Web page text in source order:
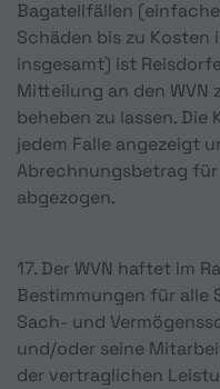
Bagatellfällen
Schäden bis zu Kosten
insgesamt) ist
Mitteilung an den WVN
beheben zu lassen. Die
jedem Falle angezeigt
Abrechnungsbetrag
abgezogen.
17. Der WVN haftet im
Bestimmungen für alle
Sach- und
und/oder seine
der vertraglichen